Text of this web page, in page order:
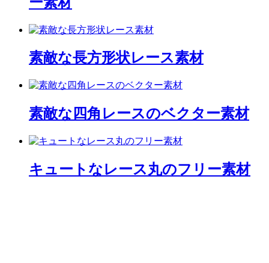
素敵な長方形状レース素材
素敵な四角レースのベクター素材
キュートなレース丸のフリー素材